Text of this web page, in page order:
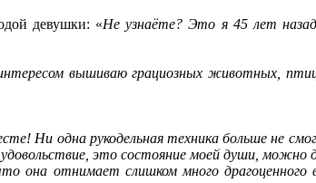
девушки: «Не узнаёте? Это я 45 лет
вышиваю грациозных животных,
Ни одна рукодельная техника больше не
это состояние моей души,
она отнимает слишком много драгоценного